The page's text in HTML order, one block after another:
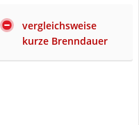
vergleichsweise
kurze Brenndauer